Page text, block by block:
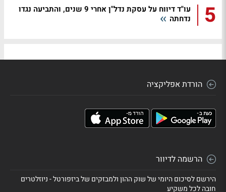
5
עו"ד דיווח על עסקת נדל"ן אחרי 9 שנים, והתביעה נגדו
נדחתה
הורדת אפליקציה
הרשמה לדיוור
הירשם לסיכום היומי של שוק ההון ולמבזקים של ביזפורטל - ניוזלטרים
חובה לכל משקיע